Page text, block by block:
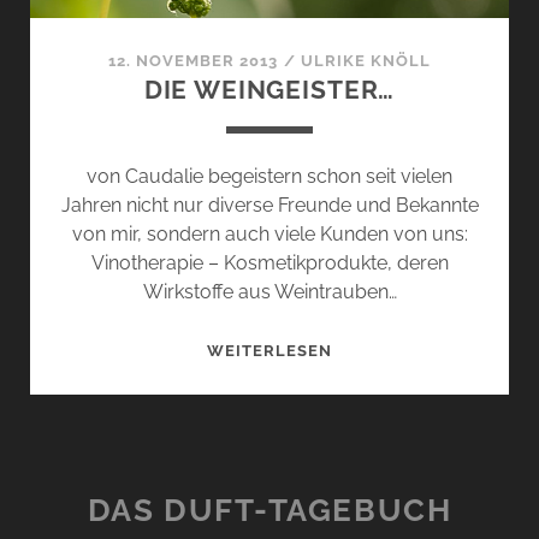
12. NOVEMBER 2013 / ULRIKE KNÖLL
DIE WEINGEISTER…
von Caudalie begeistern schon seit vielen
Jahren nicht nur diverse Freunde und Bekannte
von mir, sondern auch viele Kunden von uns:
Vinotherapie – Kosmetikprodukte, deren
Wirkstoffe aus Weintrauben…
WEITERLESEN
DAS DUFT-TAGEBUCH